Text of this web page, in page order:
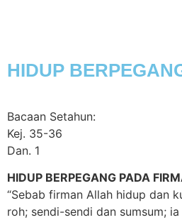
HIDUP
Bacaan Setahun:
Kej. 35-36
Dan. 1
HIDUP BERPEGANG PADA
“Sebab firman Allah hidup dan
roh; sendi-sendi dan sumsum;